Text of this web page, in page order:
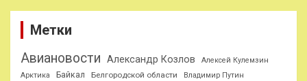
Метки
Авиановости Александр Козлов
Алексей Кулемзин
Арктика
Байкал Белгородской области Владимир Путин